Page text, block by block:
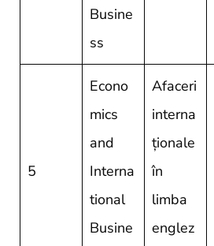
Busine
ss
5
Econo
mics
and
Interna
tional
Busine
Afaceri
interna
ționale
în
limba
englez